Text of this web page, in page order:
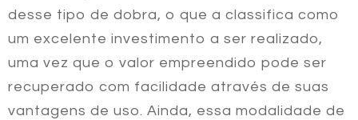
desse tipo de dobra, o que a classifica como
um excelente investimento a ser realizado,
uma vez que o valor empreendido pode ser
recuperado com facilidade através de suas
vantagens de uso. Ainda, essa modalidade de